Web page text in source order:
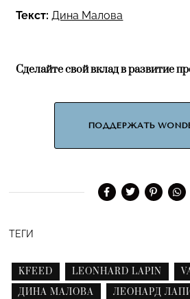
Текст: Дина Малова
Сделайте свой вклад в развитие
ПОДДЕРЖАТЬ
ТЕГИ
KFEED LEONHARD LAPIN
ДИНА МАЛОВА
ЛЕОНАРД